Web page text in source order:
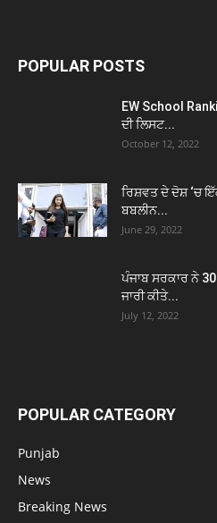
POPULAR POSTS
EW School
ਦੀ ਲਿਸਟ...
October 12, 2022
ਰਿਸ਼ਵਤ ਦੇ ਦੋਸ਼ ‘ਚ
ਬਬਲੀਨ...
June 29, 2022
ਪੰਜਾਬ ਸਰਕਾਰ ਨੇ
ਜਾਰੀ ਕੀਤੇ...
July 12, 2022
POPULAR CATEGORY
Punjab
News
Breaking News